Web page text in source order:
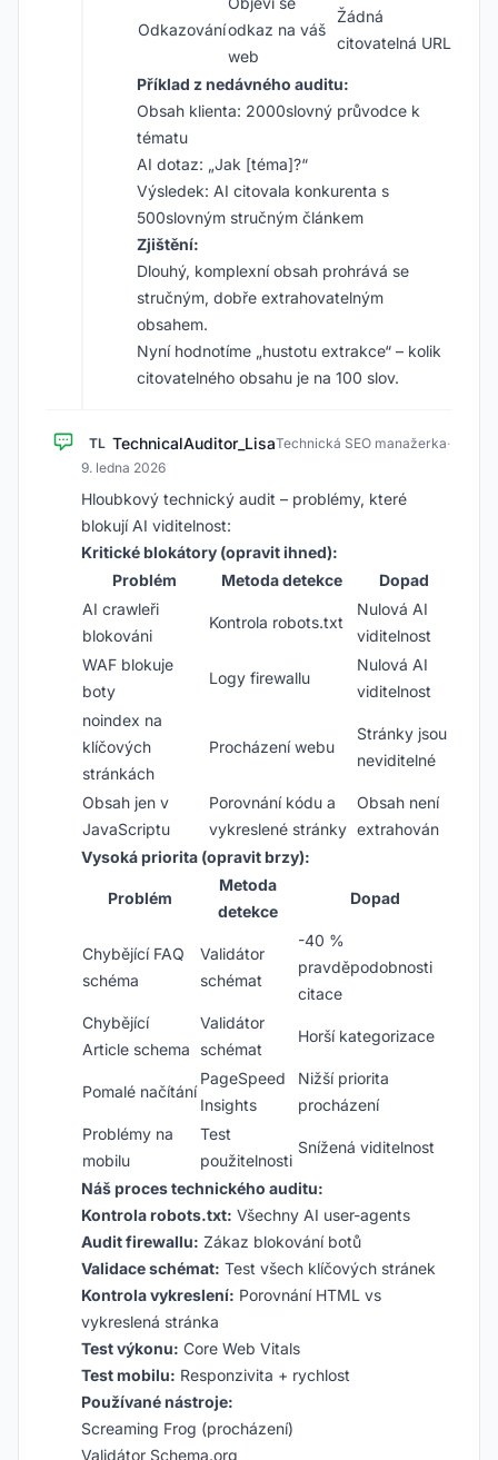
Odkazováníodkaz na váš
web
Žádná
citovatelná URL
Příklad z nedávného auditu:
Obsah klienta: 2000slovný průvodce k
tématu
AI dotaz: „Jak [téma]?“
Výsledek: AI citovala konkurenta s
500slovným stručným článkem
Zjištění:
Dlouhý, komplexní obsah prohrává se
stručným, dobře extrahovatelným
obsahem.
Nyní hodnotíme „hustotu extrakce“ – kolik
citovatelného obsahu je na 100 slov.
TL TechnicalAuditor_LisaTechnická SEO manažerka·
9. ledna 2026
Hloubkový technický audit – problémy, které
blokují AI viditelnost:
Kritické blokátory (opravit ihned):
Problém
Metoda detekce
Dopad
AI crawleři
blokováni
Kontrola robots.txt
Nulová AI
viditelnost
WAF blokuje
boty
Logy firewallu
Nulová AI
viditelnost
noindex na
klíčových
stránkách
Procházení webu
Stránky jsou
neviditelné
Obsah jen v
JavaScriptu
Porovnání kódu a
vykreslené stránky
Obsah není
extrahován
Vysoká priorita (opravit brzy):
Problém
Metoda
detekce
Dopad
Chybějící FAQ
schéma
Validátor
schémat
-40 %
pravděpodobnosti
citace
Chybějící
Article schema
Validátor
schémat
Horší kategorizace
Pomalé načítání
PageSpeed
Insights
Nižší priorita
procházení
Problémy na
mobilu
Test
použitelnosti
Snížená viditelnost
Náš proces technického auditu:
Kontrola robots.txt: Všechny AI user-agents
Audit firewallu: Zákaz blokování botů
Validace schémat: Test všech klíčových stránek
Kontrola vykreslení: Porovnání HTML vs
vykreslená stránka
Test výkonu: Core Web Vitals
Test mobilu: Responzivita + rychlost
Používané nástroje:
Screaming Frog (procházení)
Validátor Schema.org